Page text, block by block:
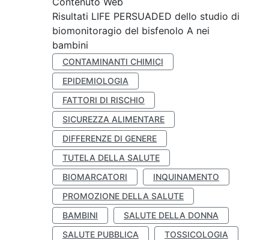
Risultati LIFE PERSUADED dello studio di
biomonitoragio del bisfenolo A nei
bambini
CONTAMINANTI CHIMICI
EPIDEMIOLOGIA
FATTORI DI RISCHIO
SICUREZZA ALIMENTARE
DIFFERENZE DI GENERE
TUTELA DELLA SALUTE
BIOMARCATORI
INQUINAMENTO
PROMOZIONE DELLA SALUTE
BAMBINI
SALUTE DELLA DONNA
SALUTE PUBBLICA
TOSSICOLOGIA